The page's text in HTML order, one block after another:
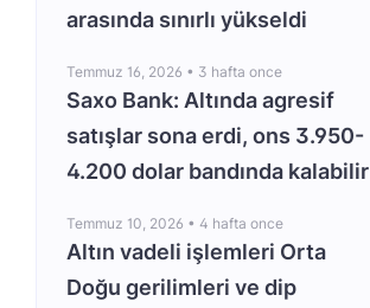
arasında sınırlı yükseldi
Temmuz 16, 2026 • 3 hafta once
Saxo Bank: Altında agresif
satışlar sona erdi, ons 3.950-
4.200 dolar bandında kalabilir
Temmuz 10, 2026 • 4 hafta once
Altın vadeli işlemleri Orta
Doğu gerilimleri ve dip